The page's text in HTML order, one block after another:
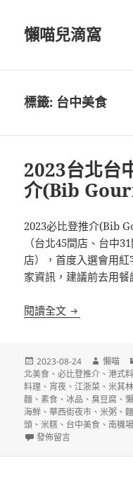
懶喵兒滴窩
標籤: 台中美食
2023台北台
介(Bib
2023必比登推介(Bib
（台北45間店、台中
店），首度入選會用
家資訊，建議前去用
閱讀全文 2023台北台
發
佈
日
期:
2023-08-24
作
者
懶喵
北美食 、必比登推介 、港式
料理 、 宵夜 、江浙菜 、米其林
麵 、素食 、冰品 、 臭豆腐 、
海鮮 、華西街夜市 、米粥 、
頭 、米糕 、 台中美食 、南機
在〈2023台北台中台南
發佈留言